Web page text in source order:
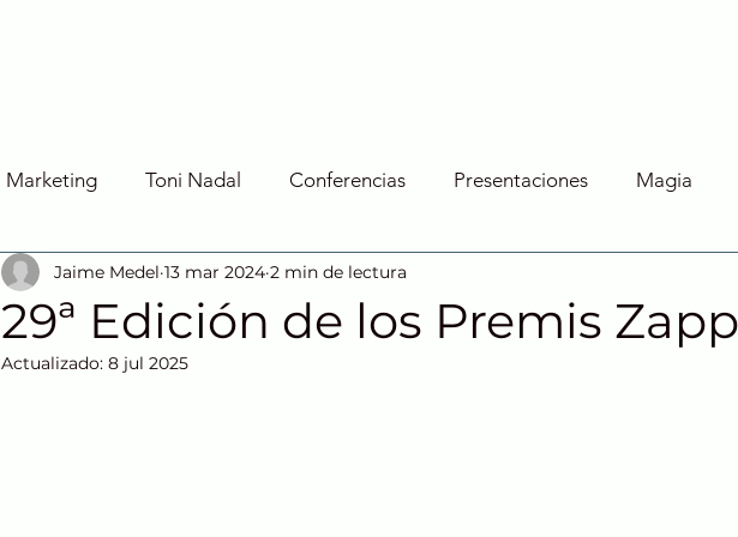
Marketing Toni Nadal Conferencias Presentaciones Magia
29ª Edición de los Premis
Jaime Medel 13 mar 2024 2 min de lectura
Actualizado: 8 jul 2025